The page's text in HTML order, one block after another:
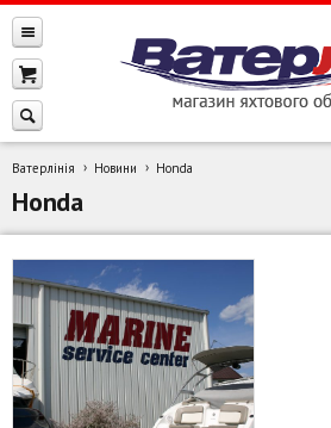
Ватерлінія Новини Honda
Honda